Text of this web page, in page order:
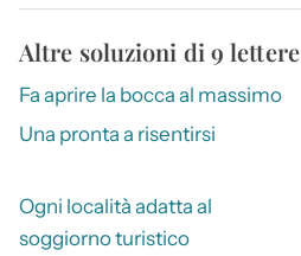
Altre soluzioni di 9 lettere
Fa aprire la bocca al massimo
Una pronta a risentirsi
Ogni località adatta al
soggiorno turistico